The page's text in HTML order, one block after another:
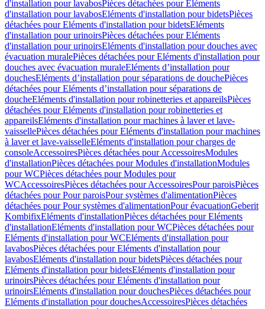
d'installation pour lavabosPièces détachées pour Eléments
d'installation pour lavabosEléments d'installation pour bidetsPièces
détachées pour Eléments d'installation pour bidetsEléments
d'installation pour urinoirsPièces détachées pour Eléments
d'installation pour urinoirsEléments d'installation pour douches avec
évacuation muralePièces détachées pour Eléments d'installation pour
douches avec évacuation muraleEléments d’installation pour
douchesEléments d’installation pour séparations de douchePièces
détachées pour Eléments d’installation pour séparations de
doucheEléments d'installation pour robinetteries et appareilsPièces
détachées pour Eléments d'installation pour robinetteries et
appareilsEléments d'installation pour machines à laver et lave-
vaissellePièces détachées pour Eléments d'installation pour machines
à laver et lave-vaisselleEléments d'installation pour charges de
consoleAccessoiresPièces détachées pour AccessoiresModules
d'installationPièces détachées pour Modules d'installationModules
pour WCPièces détachées pour Modules pour
WCAccessoiresPièces détachées pour AccessoiresPour paroisPièces
détachées pour Pour paroisPour systèmes d'alimentationPièces
détachées pour Pour systèmes d'alimentationPour évacuationGeberit
KombifixEléments d'installationPièces détachées pour Eléments
d'installationEléments d'installation pour WCPièces détachées pour
Eléments d'installation pour WCEléments d'installation pour
lavabosPièces détachées pour Eléments d'installation pour
lavabosEléments d'installation pour bidetsPièces détachées pour
Eléments d'installation pour bidetsEléments d'installation pour
urinoirsPièces détachées pour Eléments d'installation pour
urinoirsEléments d'installation pour douchesPièces détachées pour
Eléments d'installation pour douchesAccessoiresPièces détachées